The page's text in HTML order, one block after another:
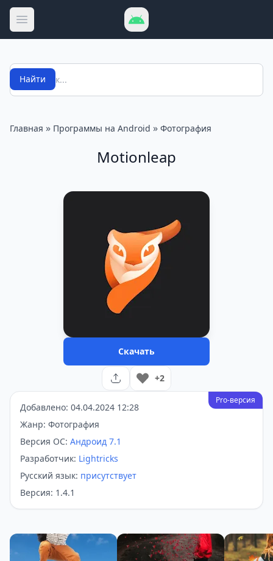
Открыть меню
Поиск
Найти
Главная » Программы на Android » Фотография
Motionleap
Скачать
+2
Pro-версия
Добавлено: 04.04.2024 12:28
Жанр: Фотография
Версия ОС: Андроид 7.1
Разработчик: Lightricks
Русский язык: присутствует
Версия: 1.4.1